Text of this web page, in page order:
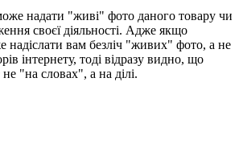
надати "живі" фото даного товару чи
своєї діяльності. Адже якщо
надіслати вам безліч "живих" фото, а не
інтернету, тоді відразу видно, що
"на словах", а на ділі.